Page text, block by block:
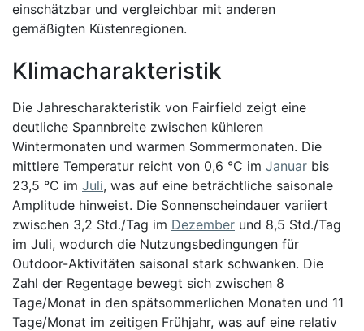
einschätzbar und vergleichbar mit anderen
gemäßigten Küstenregionen.
Klimacharakteristik
Die Jahrescharakteristik von Fairfield zeigt eine
deutliche Spannbreite zwischen kühleren
Wintermonaten und warmen Sommermonaten. Die
mittlere Temperatur reicht von 0,6 °C im Januar bis
23,5 °C im Juli, was auf eine beträchtliche saisonale
Amplitude hinweist. Die Sonnenscheindauer variiert
zwischen 3,2 Std./Tag im Dezember und 8,5 Std./Tag
im Juli, wodurch die Nutzungsbedingungen für
Outdoor-Aktivitäten saisonal stark schwanken. Die
Zahl der Regentage bewegt sich zwischen 8
Tage/Monat in den spätsommerlichen Monaten und 11
Tage/Monat im zeitigen Frühjahr, was auf eine relativ